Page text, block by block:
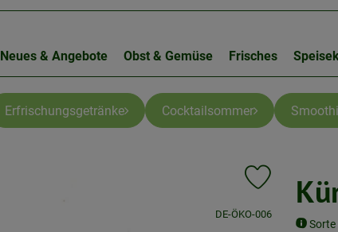
Neues & Angebote Obst & Gemüse Frisches
Erfrischungsgetränke Cocktailsommer
Sorte
Produkt zu
, Kontrollstelle:
DE-ÖKO-006